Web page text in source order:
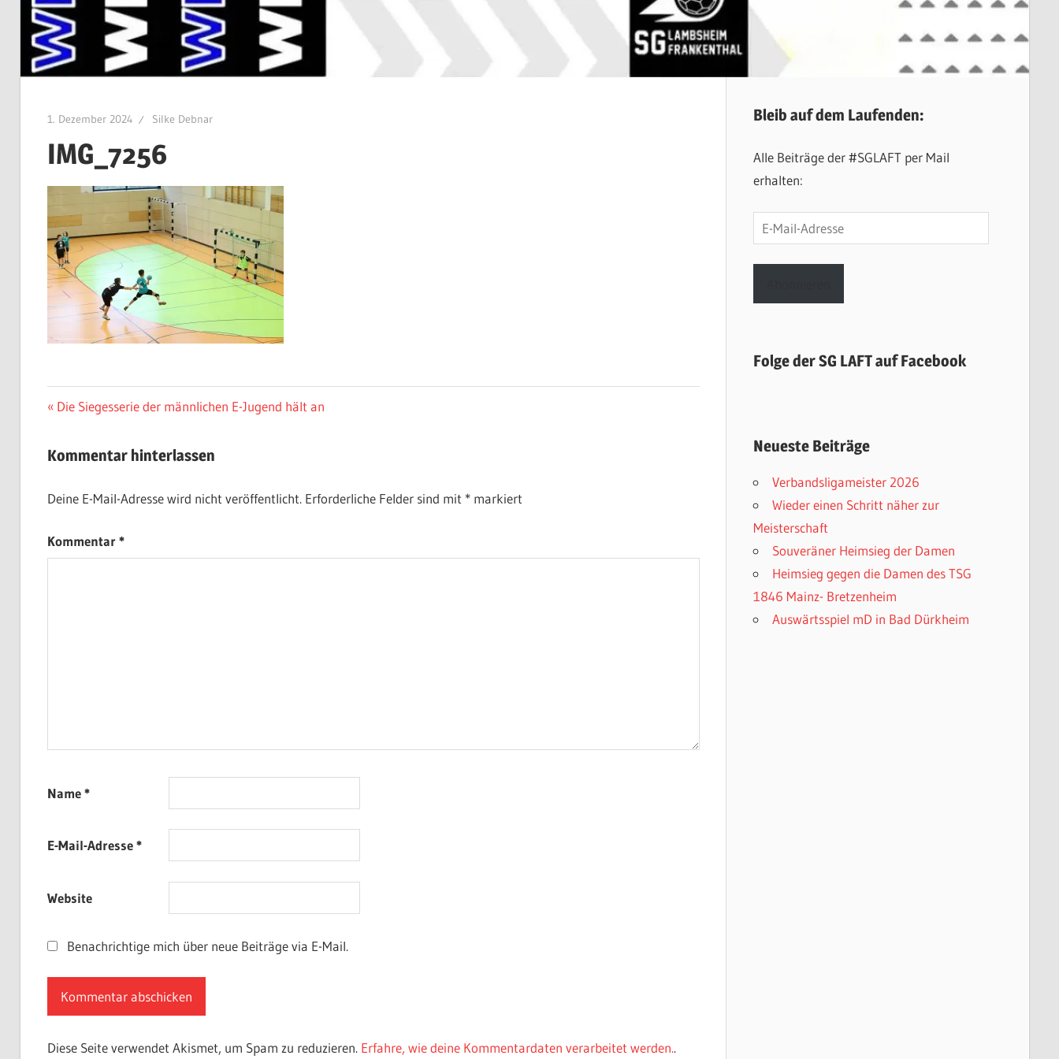
1. Dezember 2024 Silke Debnar
IMG_7256
Beitragsnavigation
Vorheriger
Die Siegesserie der männlichen E-Jugend hält an
Kommentar hinterlassen
Deine E-Mail-Adresse wird nicht veröffentlicht. Erforderliche Felder sind mit *markiert
Kommentar*
Name*
E-Mail-Adresse*
Website
Benachrichtige mich über neue Beiträge via E-Mail.
Diese Seite verwendet Akismet, um Spam zu reduzieren. Erfahre, wie deine Kommentardaten verarbeitet werden..
Bleib auf dem Laufenden:
Alle Beiträge der #SGLAFT per Mail
erhalten:
E-
Mail-
Adresse
Folge der SG LAFT auf Facebook
Neueste Beiträge
Verbandsligameister 2026
Wieder einen Schritt näher zur
Meisterschaft
Souveräner Heimsieg der Damen
Heimsieg gegen die Damen des TSG
1846 Mainz- Bretzenheim
Auswärtsspiel mD in Bad Dürkheim